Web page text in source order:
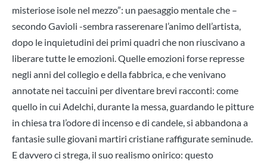
misteriose isole nel mezzo”: un paesaggio mentale che –
secondo Gavioli -sembra rasserenare l’animo dell’artista,
dopo le inquietudini dei primi quadri che non riuscivano a
liberare tutte le emozioni. Quelle emozioni forse represse
negli anni del collegio e della fabbrica, e che venivano
annotate nei taccuini per diventare brevi racconti: come
quello in cui Adelchi, durante la messa, guardando le pitture
in chiesa tra l’odore di incenso e di candele, si abbandona a
fantasie sulle giovani martiri cristiane raffigurate seminude.
E davvero ci strega, il suo realismo onirico: questo